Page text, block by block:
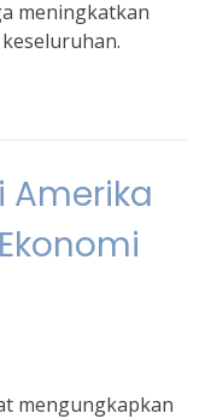
meningkatkan
Amerika
mengungkapkan